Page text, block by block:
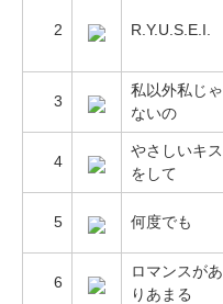
2 R.Y.U.S.E.I.
3
私以外私じゃ
ないの
4
やさしいキス
をして
5 何度でも
6
ロマンスがあ
りあまる